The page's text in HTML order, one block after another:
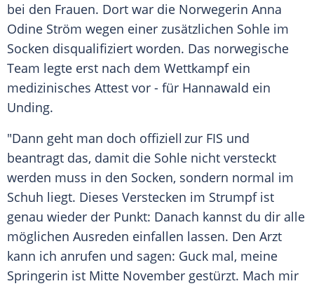
bei den Frauen. Dort war die Norwegerin Anna
Odine Ström wegen einer zusätzlichen Sohle im
Socken disqualifiziert worden. Das norwegische
Team legte erst nach dem Wettkampf ein
medizinisches Attest vor - für Hannawald ein
Unding.
"Dann geht man doch offiziell zur FIS und
beantragt das, damit die Sohle nicht versteckt
werden muss in den Socken, sondern normal im
Schuh liegt. Dieses Verstecken im Strumpf ist
genau wieder der Punkt: Danach kannst du dir alle
möglichen Ausreden einfallen lassen. Den Arzt
kann ich anrufen und sagen: Guck mal, meine
Springerin ist Mitte November gestürzt. Mach mir